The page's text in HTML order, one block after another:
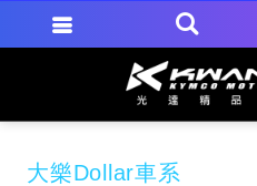
大樂Dollar車系